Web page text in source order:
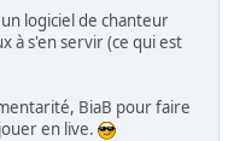
logiciel de chanteur
à s'en servir (ce qui est
BiaB pour faire
en live.